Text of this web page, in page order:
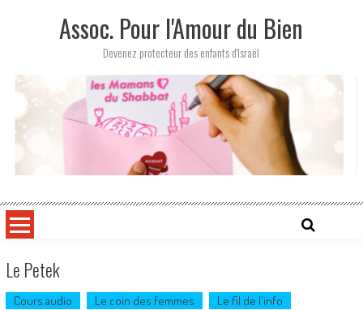
Assoc. Pour l'Amour du Bien
Devenez protecteur des enfants d'Israël
Le Petek
Cours audio Le coin des femmes
Le fil de l'info